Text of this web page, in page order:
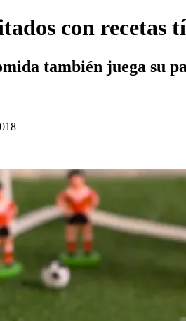
con recetas
también juega su